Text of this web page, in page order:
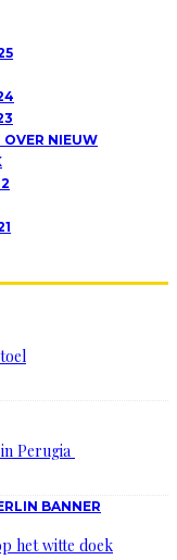
OVER NIEUW
Perugia
het witte doek